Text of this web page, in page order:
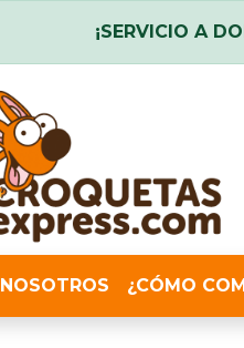
¡SERVICIO A
NOSOTROS ¿CÓMO